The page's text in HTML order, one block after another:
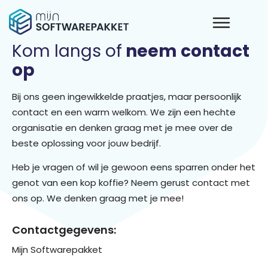
Kom langs of neem contact
op
Bij ons geen ingewikkelde praatjes, maar persoonlijk
contact en een warm welkom. We zijn een hechte
organisatie en denken graag met je mee over de
beste oplossing voor jouw bedrijf.
Heb je vragen of wil je gewoon eens sparren onder het
genot van een kop koffie? Neem gerust contact met
ons op. We denken graag met je mee!
Contactgegevens:
Mijn Softwarepakket